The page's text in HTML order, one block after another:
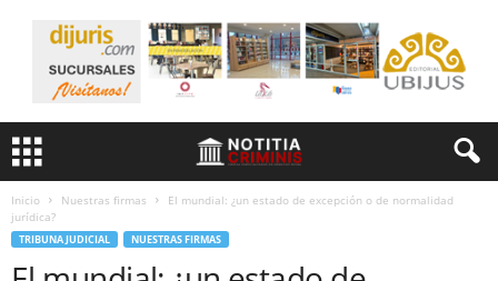
Inicio Nuestras firmas
El mundial: ¿un estado de excepción o de normalidad
jurídica?
TRIBUNA JUDICIAL NUESTRAS FIRMAS